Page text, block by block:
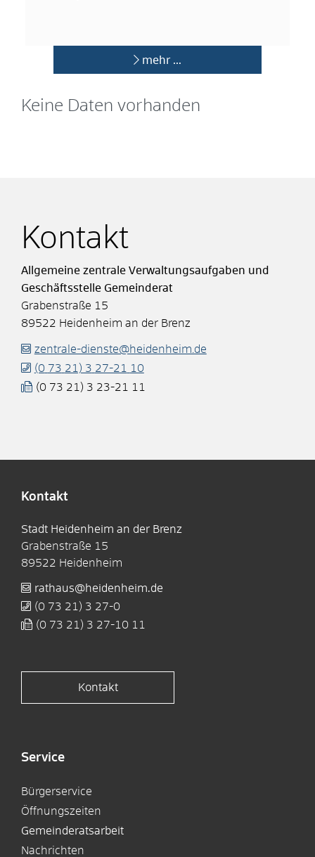
mehr …
Keine Daten vorhanden
Kontakt
Allgemeine zentrale Verwaltungsaufgaben und
Geschäftsstelle Gemeinderat
Grabenstraße 15
89522 Heidenheim an der Brenz
zentrale-dienste@heidenheim.de
(0 73 21) 3 27-21
10
(0 73 21) 3 23-21 11
Kontakt
Stadt Heidenheim an der Brenz
Grabenstraße 15
89522 Heidenheim
rathaus@heidenheim.de
(0 73 21) 3 27-0
(0 73 21) 3 27-10 11
Kontakt
Service
Bürgerservice
Öffnungszeiten
Gemeinderatsarbeit
Nachrichten